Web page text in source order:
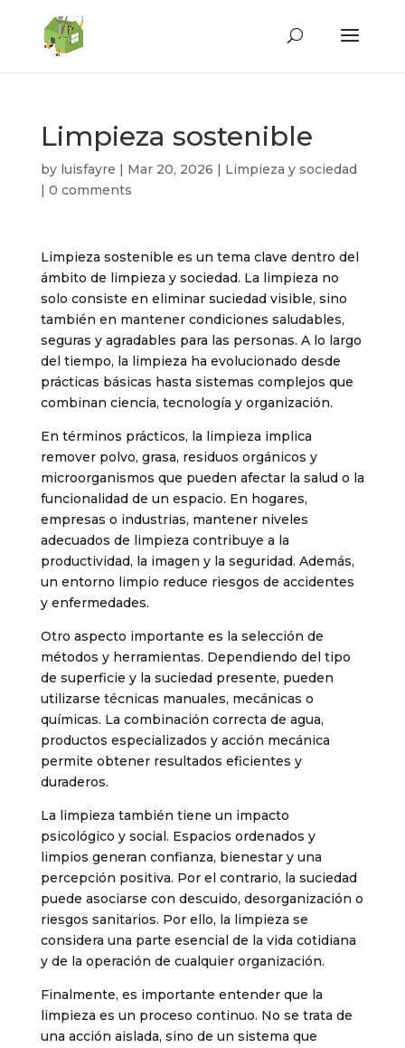
Limpieza sostenible
by luisfayre | Mar 20, 2026 | Limpieza y sociedad
| 0 comments
Limpieza sostenible es un tema clave dentro del
ámbito de limpieza y sociedad. La limpieza no
solo consiste en eliminar suciedad visible, sino
también en mantener condiciones saludables,
seguras y agradables para las personas. A lo largo
del tiempo, la limpieza ha evolucionado desde
prácticas básicas hasta sistemas complejos que
combinan ciencia, tecnología y organización.
En términos prácticos, la limpieza implica
remover polvo, grasa, residuos orgánicos y
microorganismos que pueden afectar la salud o la
funcionalidad de un espacio. En hogares,
empresas o industrias, mantener niveles
adecuados de limpieza contribuye a la
productividad, la imagen y la seguridad. Además,
un entorno limpio reduce riesgos de accidentes
y enfermedades.
Otro aspecto importante es la selección de
métodos y herramientas. Dependiendo del tipo
de superficie y la suciedad presente, pueden
utilizarse técnicas manuales, mecánicas o
químicas. La combinación correcta de agua,
productos especializados y acción mecánica
permite obtener resultados eficientes y
duraderos.
La limpieza también tiene un impacto
psicológico y social. Espacios ordenados y
limpios generan confianza, bienestar y una
percepción positiva. Por el contrario, la suciedad
puede asociarse con descuido, desorganización o
riesgos sanitarios. Por ello, la limpieza se
considera una parte esencial de la vida cotidiana
y de la operación de cualquier organización.
Finalmente, es importante entender que la
limpieza es un proceso continuo. No se trata de
una acción aislada, sino de un sistema que